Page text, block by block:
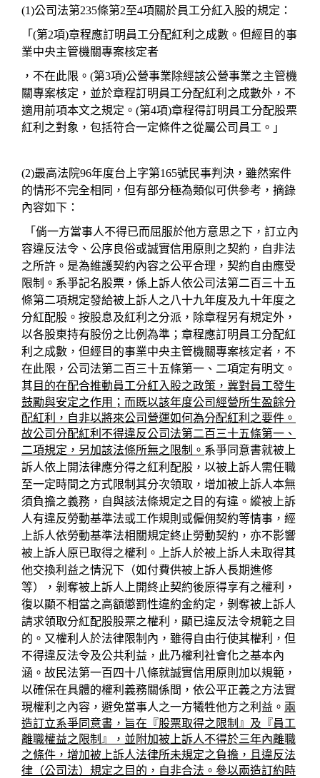
(1)公司法第235條第2至4項關於員工分紅入股的規定：
「 (第2項)章程應訂明員工分配紅利之成數。但經目的事
業中央主管機關專案核定者
，不在此限。 (第3項)公營事業除經該公營事業之主管機
關專案核定，並於章程訂明員工分配紅利之成數外，不
適用前項本文之規定。 (第4項)章程得訂明員工分配股票
紅利之對象，包括符合一定條件之從屬公司員工。」
(2)最高法院96年度台上字第165號民事判決，雖然案件
的情形不完全相同，但有部分極為類似可供參考，摘錄
內容如下：
「倘一方當事人不得已而屈服於他方意思之下，訂立內
容違反法令、公序良俗或誠實信用原則之契約，自非法
之所許。是為維護契約內容之公平合理，契約自由應受
限制。系爭記名股票，係上訴人依公司法第二百三十五
條第二項規定發給被上訴人之八十九年度及九十年度之
分紅配股。按股息及紅利之分派，除章程另有規定外，
以各股東持有股份之比例為準；章程應訂明員工分配紅
利之成數，但經目的事業中央主管機關專案核定者，不
在此限，公司法第二百三十五條第一、二項定有明文。
其目的在配合推動員工分紅入股之政策，冀對員工發生
鼓勵與安定之作用；而既以該年度公司經營所生盈餘分
配紅利，自非以將來公司營運如何為分配紅利之要件。
故公司分配紅利不得違反公司法第二百三十五條第一、
二項規定，另加該法條所無之限制。 系爭同意書就被上
訴人依上開法律應分得之紅利配股，以被上訴人需任職
至一定時間之方式限制其分次領取，增加被上訴人本無
須負擔之義務，自與該法條規定之目的有違。縱被上訴
人有違反勞動基準法或工作規則或僱佣契約等情事，經
上訴人依勞動基準法相關規定終止勞動契約，亦不影響
被上訴人原已取得之權利。上訴人於被上訴人未取得其
他交換利益之情況下（如付費供被上訴人長期進修
等），剝奪被上訴人上開終止契約後原得享有之權利，
復以顯不相當之高額懲罰性違約金約定，剝奪被上訴人
請求領取分紅配股股票之權利，顯已違反法令規範之目
的。又權利人於法律限制內，雖得自由行使其權利，但
不得違反法令及公共利益，此乃權利社會化之基本內
涵。故民法第一百四十八條就誠實信用原則加以規範，
以確保在具體的權利義務關係間，依公平正義之方法實
現權利之內容，避免當事人之一方犧牲他方之利益。 兩
造訂立系爭同意書，旨在『股票取得之限制』及『員工
離職權益之限制』，並附加被上訴人不得於三年內離職
之條件，增加被上訴人法律所未規定之負擔，且違反法
律（公司法）規定之目的，自非合法。參以兩造訂約時